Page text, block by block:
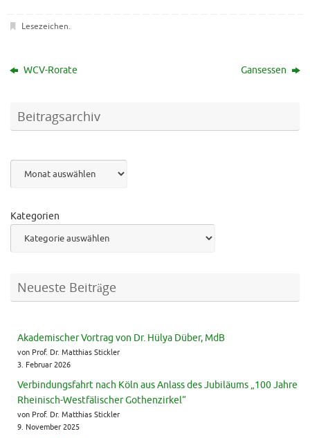
Lesezeichen.
WCV-Rorate Gansessen
Beitragsarchiv
Kategorien
Neueste Beiträge
Akademischer Vortrag von Dr. Hülya Düber, MdB
von Prof. Dr. Matthias Stickler
3. Februar 2026
Verbindungsfahrt nach Köln aus Anlass des Jubiläums „100 Jahre
Rheinisch-Westfälischer Gothenzirkel“
von Prof. Dr. Matthias Stickler
9. November 2025